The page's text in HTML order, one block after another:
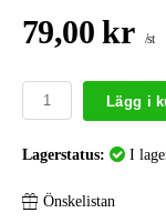
79,00 kr /st
Lägg i
Lagerstatus: I
Önskelistan